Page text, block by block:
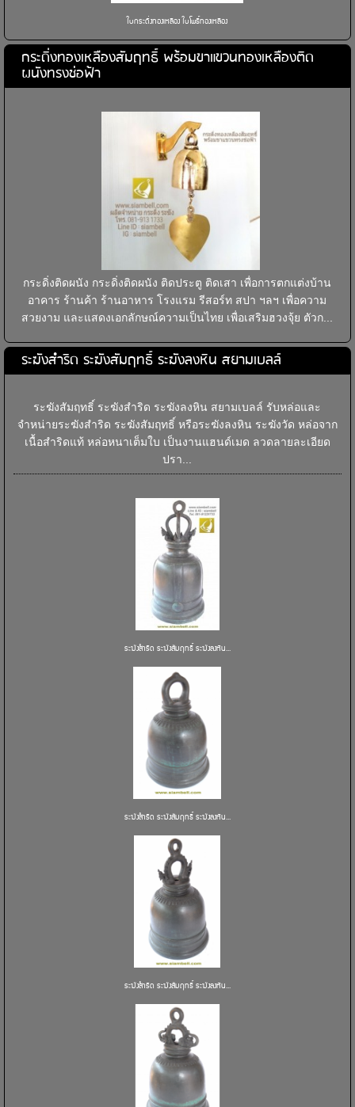
ใบกระดิ่งทองเหลือง ใบโพธิ์ทองเหลือง
กระดิ่งทองเหลืองสัมฤทธิ์ พร้อมขาแขวนทองเหลืองติด
ผนังทรงช่อฟ้า
กระดิ่งติดผนัง กระดิ่งติดผนัง ติดประตู ติดเสา เพื่อการตกแต่งบ้าน
อาคาร ร้านค้า ร้านอาหาร โรงแรม รีสอร์ท สปา ฯลฯ เพื่อความ
สวยงาม และแสดงเอกลักษณ์ความเป็นไทย เพื่อเสริมฮวงจุ้ย ตัวก...
ระฆังสำริด ระฆังสัมฤทธิ์ ระฆังลงหิน สยามเบลล์
ระฆังสัมฤทธิ์ ระฆังสำริด ระฆังลงหิน สยามเบลล์ รับหล่อและ
จำหน่ายระฆังสำริด ระฆังสัมฤทธิ์ หรือระฆังลงหิน ระฆังวัด หล่อจาก
เนื้อสำริดแท้ หล่อหนาเต็มใบ เป็นงานแฮนด์เมด ลวดลายละเอียด
ปรา...
ระฆังสำริด ระฆังสัมฤทธิ์ ระฆังลงหิน...
ระฆังสำริด ระฆังสัมฤทธิ์ ระฆังลงหิน...
ระฆังสำริด ระฆังสัมฤทธิ์ ระฆังลงหิน...